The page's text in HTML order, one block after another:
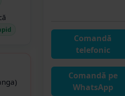
Comandă
telefonic
Comandă pe
WhatsApp